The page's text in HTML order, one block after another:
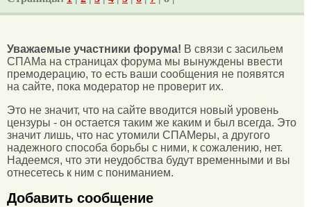
Уважаемые участники форума! В связи с засильем
СПАМа на страницах форума мы вынуждены ввести
премодерацию, то есть ваши сообщения не появятся
на сайте, пока модератор не проверит их.
Это не значит, что на сайте вводится новый уровень
цензуры - он остается таким же каким и был всегда. Это
значит лишь, что нас утомили СПАМеры, а другого
надежного способа борьбы с ними, к сожалению, нет.
Надеемся, что эти неудобства будут временными и вы
отнесетесь к ним с пониманием.
Добавить сообщение